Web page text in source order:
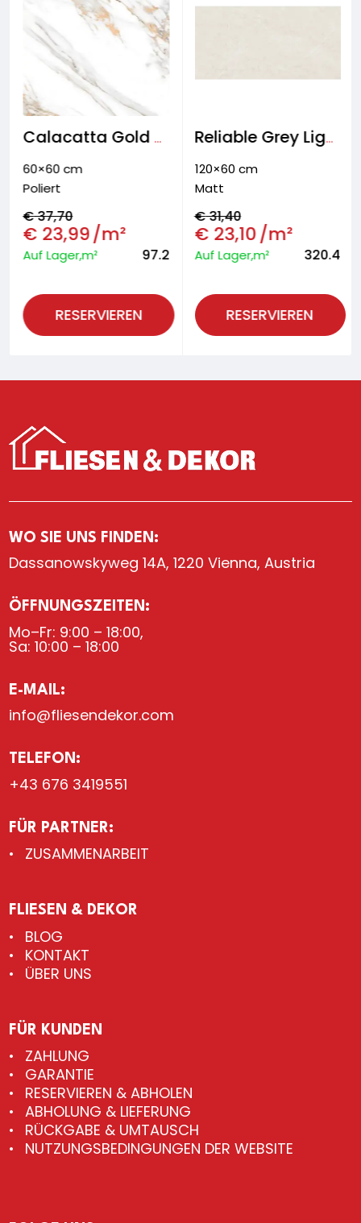
Calacatta Gold Wand- & Bodenfliese
60×60 cm
Poliert
€37,70
€ 23,99/m²
Auf Lager,m² 97.2
RESERVIEREN
Reliable Grey Light Wand- & Bodenfliese
120×60 cm
Matt
€31,40
€ 23,10/m²
Auf Lager,m² 320.4
RESERVIEREN
WO SIE UNS FINDEN:
Dassanowskyweg 14A, 1220 Vienna, Austria
ÖFFNUNGSZEITEN:
Mo–Fr: 9:00 – 18:00,
Sa: 10:00 – 18:00
E-MAIL:
info@fliesendekor.com
TELEFON:
+43 676 3419551
FÜR PARTNER:
ZUSAMMENARBEIT
FLIESEN & DEKOR
BLOG
KONTAKT
ÜBER UNS
FÜR KUNDEN
ZAHLUNG
GARANTIE
RESERVIEREN & ABHOLEN
ABHOLUNG & LIEFERUNG
RÜCKGABE & UMTAUSCH
NUTZUNGSBEDINGUNGEN DER WEBSITE